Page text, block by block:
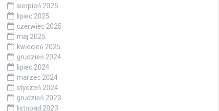
sierpień 2025
lipiec 2025
czerwiec 2025
maj 2025
kwiecień 2025
grudzień 2024
lipiec 2024
marzec 2024
styczeń 2024
grudzień 2023
listopad 2023